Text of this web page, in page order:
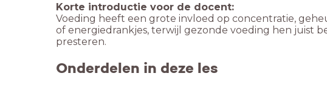
Korte introductie voor de docent:
Voeding heeft een grote invloed op concentratie,
of energiedrankjes, terwijl gezonde voeding hen juist
presteren.
Onderdelen in deze les